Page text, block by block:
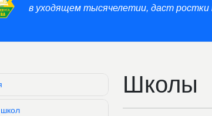
в уходящем тысячелетии, даст
Школы